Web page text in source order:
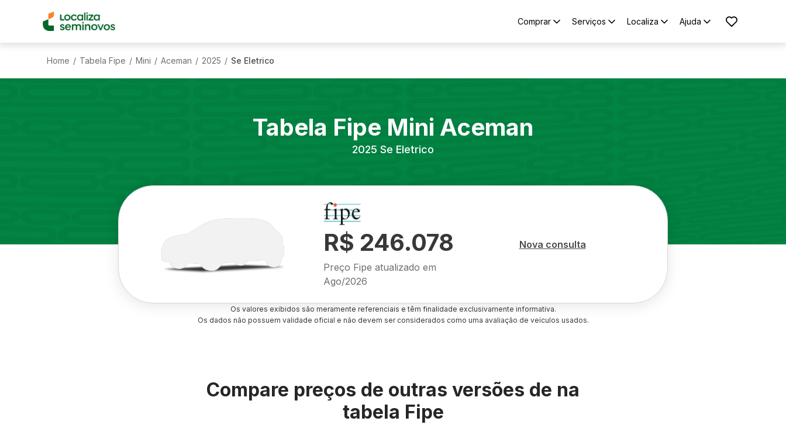
Comprar Serviços Localiza Ajuda
Home / Tabela Fipe / Mini / Aceman / 2025 / Se Eletrico
Tabela Fipe Mini Aceman
2025 Se Eletrico
R$ 246.078
Preço Fipe atualizado em
Ago/2026
Nova consulta
Os valores exibidos são meramente referenciais e têm finalidade exclusivamente informativa.
Os dados não possuem validade oficial e não devem ser considerados como uma avaliação de veículos usados.
Compare preços de outras versões de na
tabela Fipe